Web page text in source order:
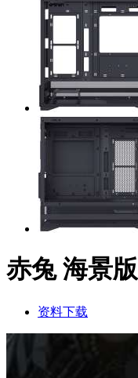
赤兔 海景版
资料下载